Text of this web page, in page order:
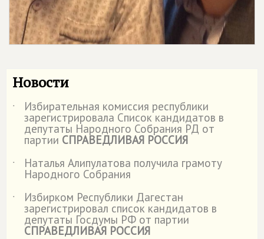
Новости
˙ Избирательная комиссия республики
зарегистрировала Список кандидатов в
депутаты Народного Собрания РД от
партии СПРАВЕДЛИВАЯ РОССИЯ
˙
Наталья Алипулатова получила грамоту
Народного Собрания
˙
Избирком Республики Дагестан
зарегистрировал список кандидатов в
депутаты Госдумы РФ от партии
СПРАВЕДЛИВАЯ РОССИЯ